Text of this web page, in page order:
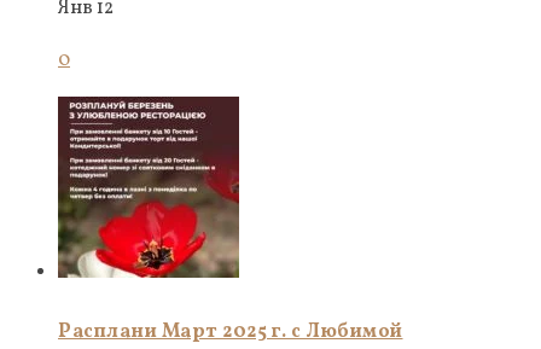
Янв 12
0
Расплани Март 2025 г. с Любимой